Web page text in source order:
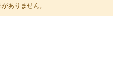
ありません。